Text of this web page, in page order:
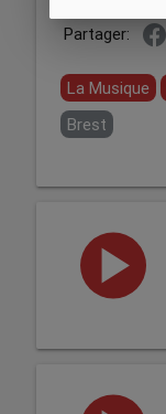
Partager:
La Musique
Brest